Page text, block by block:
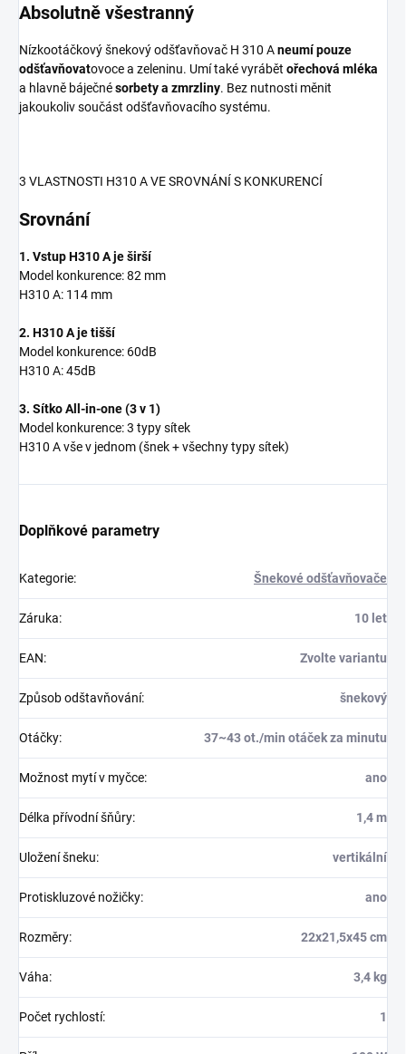
Absolutně všestranný
Nízkootáčkový šnekový odšťavňovač H 310 Aneumí pouze
odšťavňovatovoce a zeleninu. Umí také vyrábět ořechová mléka
a hlavně báječnésorbety a zmrzliny. Bez nutnosti měnit
jakoukoliv součást odšťavňovacího systému.
3 VLASTNOSTI H310 A VE SROVNÁNÍ S KONKURENCÍ
Srovnání
1. Vstup H310 A je širší
Model konkurence: 82 mm
H310 A: 114 mm
2. H310 A je tišší
Model konkurence: 60dB
H310 A: 45dB
3. Sítko All-in-one (3 v 1)
Model konkurence: 3 typy sítek
H310 A vše v jednom (šnek + všechny typy sítek)
Doplňkové parametry
Kategorie: Šnekové odšťavňovače
Záruka: 10 let
EAN: Zvolte variantu
Způsob odštavňování: šnekový
Otáčky: 37~43 ot./min otáček za minutu
Možnost mytí v myčce: ano
Délka přívodní šňůry: 1,4 m
Uložení šneku: vertikální
Protiskluzové nožičky: ano
Rozměry: 22x21,5x45 cm
Váha: 3,4 kg
Počet rychlostí: 1